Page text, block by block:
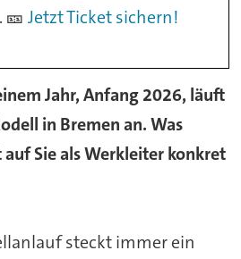
🎫Jetzt Ticket sichern!
Jahr, Anfang 2026, läuft
in Bremen an. Was
Sie als Werkleiter konkret
steckt immer ein